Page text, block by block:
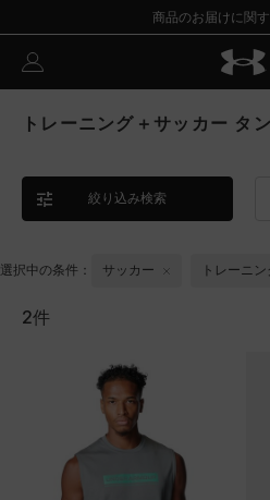
商品のお届けに関
トレーニング＋サッカー タ
絞り込み検索
選択中の条件： サッカー トレーニ
2件